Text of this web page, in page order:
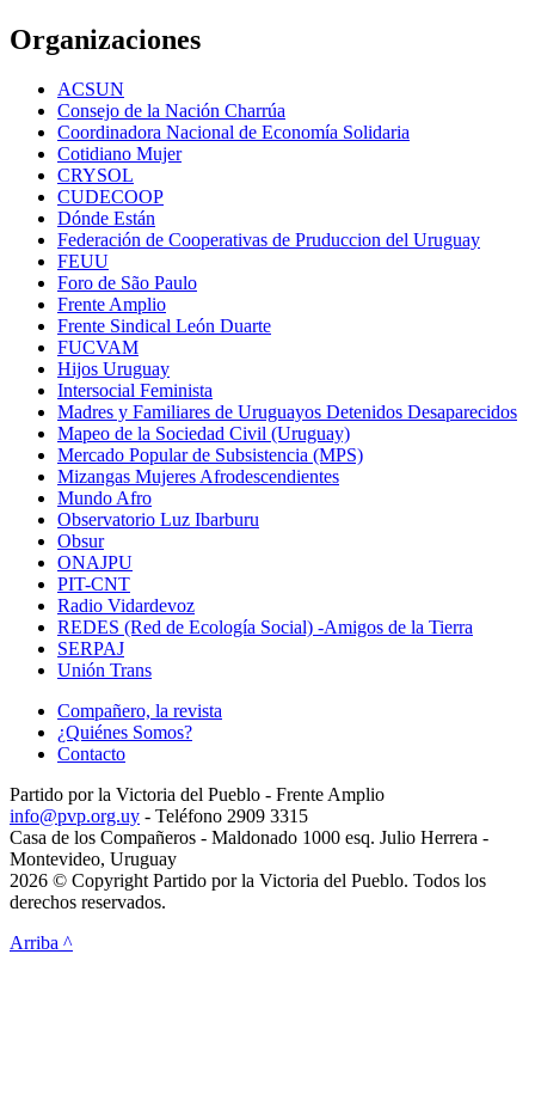
Organizaciones
ACSUN
Consejo de la Nación Charrúa
Coordinadora Nacional de Economía Solidaria
Cotidiano Mujer
CRYSOL
CUDECOOP
Dónde Están
Federación de Cooperativas de Pruduccion del Uruguay
FEUU
Foro de São Paulo
Frente Amplio
Frente Sindical León Duarte
FUCVAM
Hijos Uruguay
Intersocial Feminista
Madres y Familiares de Uruguayos Detenidos Desaparecidos
Mapeo de la Sociedad Civil (Uruguay)
Mercado Popular de Subsistencia (MPS)
Mizangas Mujeres Afrodescendientes
Mundo Afro
Observatorio Luz Ibarburu
Obsur
ONAJPU
PIT-CNT
Radio Vidardevoz
REDES (Red de Ecología Social) -Amigos de la Tierra
SERPAJ
Unión Trans
Compañero, la revista
¿Quiénes Somos?
Contacto
Partido por la Victoria del Pueblo - Frente Amplio
info@pvp.org.uy - Teléfono 2909 3315
Casa de los Compañeros - Maldonado 1000 esq. Julio Herrera -
Montevideo, Uruguay
2026 © Copyright Partido por la Victoria del Pueblo. Todos los
derechos reservados.
Arriba ^